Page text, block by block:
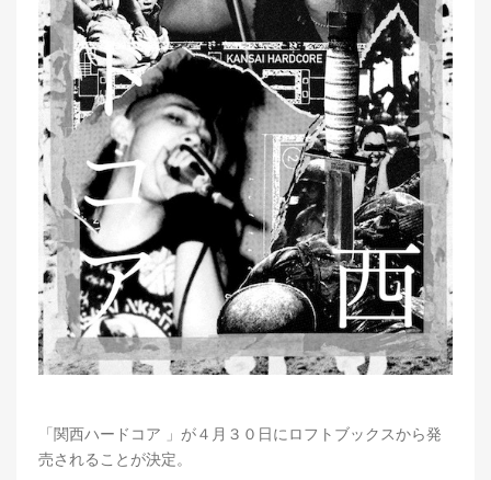
「関西ハードコア 」が４月３０日にロフトブックスから発
売されることが決定。